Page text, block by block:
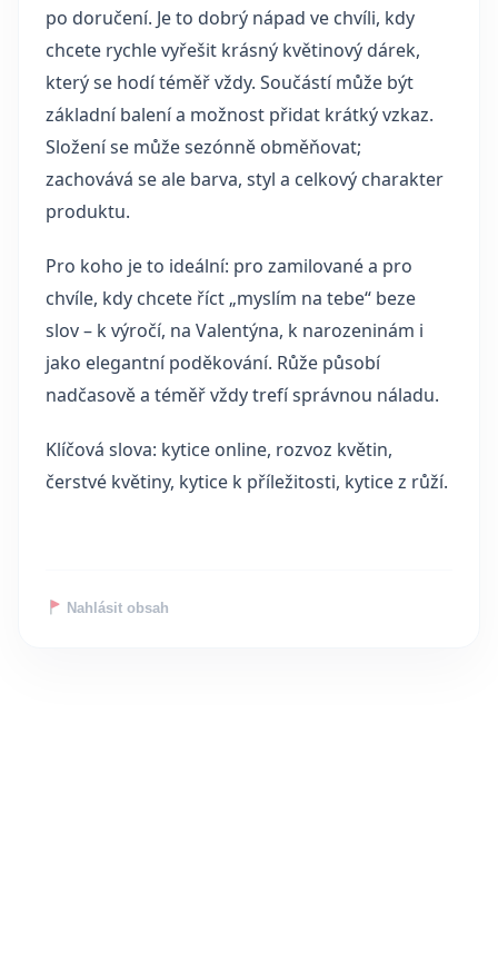
po doručení. Je to dobrý nápad ve chvíli, kdy
chcete rychle vyřešit krásný květinový dárek,
který se hodí téměř vždy. Součástí může být
základní balení a možnost přidat krátký vzkaz.
Složení se může sezónně obměňovat;
zachovává se ale barva, styl a celkový charakter
produktu.
Pro koho je to ideální: pro zamilované a pro
chvíle, kdy chcete říct „myslím na tebe“ beze
slov – k výročí, na Valentýna, k narozeninám i
jako elegantní poděkování. Růže působí
nadčasově a téměř vždy trefí správnou náladu.
Klíčová slova: kytice online, rozvoz květin,
čerstvé květiny, kytice k příležitosti, kytice z růží.
Nahlásit obsah